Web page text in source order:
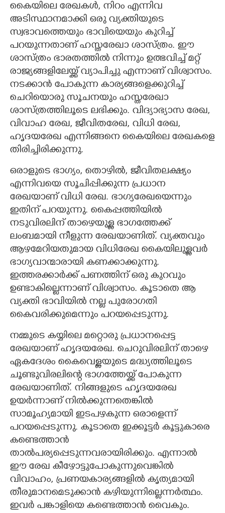
LITERATURE
ZOOM
CONTACT US
കെെയിലെ രേഖകൾ, നിറം എന്നിവ
അടിസ്ഥാനമാക്കി ഒരു വ്യക്തിയുടെ
സ്വഭാവത്തെയും ഭാവിയെയും കുറിച്ച്
പറയുന്നതാണ് ഹസ്തരേഖാ ശാസ്ത്രം. ഈ
ശാസ്ത്രം ഭാരതത്തിൽ നിന്നും ഉത്ഭവിച്ച് മറ്റ്
രാജ്യങ്ങളിലേയ്ക്ക് വ്യാപിച്ചു എന്നാണ് വിശ്വാസം.
നടക്കാൻ പോകുന്ന കാര്യങ്ങളെക്കുറിച്ച്
ചെറിയൊരു സൂചനയും ഹസ്തരേഖാ
ശാസ്ത്രത്തിലൂടെ ലഭിക്കും. വിദ്യാഭ്യാസ രേഖ,
വിവാഹ രേഖ, ജീവിതരേഖ, വിധി രേഖ,
ഹൃദയരേഖ എന്നിങ്ങനെ കെെയിലെ രേഖകളെ
തിരിച്ചിരിക്കുന്നു.
ഒരാളുടെ ഭാഗ്യം,​ തൊഴിൽ,​ ജീവിതലക്ഷ്യം
എന്നിവയെ സൂചിപ്പിക്കുന്ന പ്രധാന
രേഖയാണ് വിധി രേഖ. ഭാഗ്യരേഖയെന്നും
ഇതിന് പറയുന്നു. കെെപ്പത്തിയിൽ
നടുവിരലിന് താഴെയുള്ള ഭാഗത്തേക്ക്
ലംബമായി നീളുന്ന രേഖയാണിത്. വ്യക്തവും
ആഴമേറിയതുമായ വിധിരേഖ കെെയിലുള്ളവർ
ഭാഗ്യവാന്മാരായി കണക്കാക്കുന്നു.
ഇത്തരക്കാർക്ക് പണത്തിന് ഒരു കുറവും
ഉണ്ടാകില്ലെന്നാണ് വിശ്വാസം. കൂടാതെ ആ
വ്യക്തി ഭാവിയിൽ നല്ല പുരോഗതി
കെെവരിക്കുമെന്നും പറയപ്പെടുന്നു.
നമ്മുടെ കയ്യിലെ മറ്റൊരു പ്രധാനപ്പെട്ട
രേഖയാണ് ഹൃദയരേഖ. ചെറുവിരലിന് താഴെ
ഏകദേശം കെെവെള്ളയുടെ മദ്ധ്യത്തിലൂടെ
ചൂണ്ടുവിരലിന്റെ ഭാഗത്തേയ്ക്ക് പോകുന്ന
രേഖയാണിത്. നിങ്ങളുടെ ഹൃദയരേഖ
ഉയർന്നാണ് നിൽക്കുന്നതെങ്കിൽ
സാമൂഹ്യമായി ഇടപഴകുന്ന ഒരാളെന്ന്
പറയപ്പെടുന്നു. കൂടാതെ ഇക്കൂട്ടർ കൂട്ടുകാരെ
കണ്ടെത്താൻ
താൽപര്യപ്പെടുന്നവരായിരിക്കും. എന്നാൽ
ഈ രേഖ കീഴോട്ടുപോകുന്നുവെങ്കിൽ
വിവാഹം, പ്രണയകാര്യങ്ങളിൽ കൃത്യമായി
തീരുമാനമെടുക്കാൻ കഴിയുന്നില്ലെന്നർത്ഥം.
ഇവർ പങ്കാളിയെ കണ്ടെത്താൻ വെെകും.